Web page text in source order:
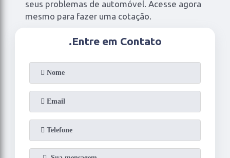
seus problemas de automóvel. Acesse agora
mesmo para fazer uma cotação.
.Entre em Contato